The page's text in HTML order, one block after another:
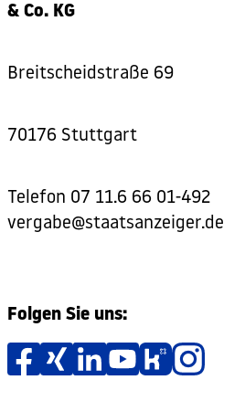
& Co. KG
Breitscheidstraße 69
70176 Stuttgart
Telefon 07 11.6 66 01-492
vergabe@staatsanzeiger.de
Folgen Sie uns: